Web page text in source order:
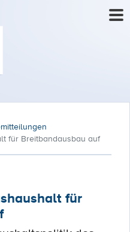
für Breitbandausbau auf
für